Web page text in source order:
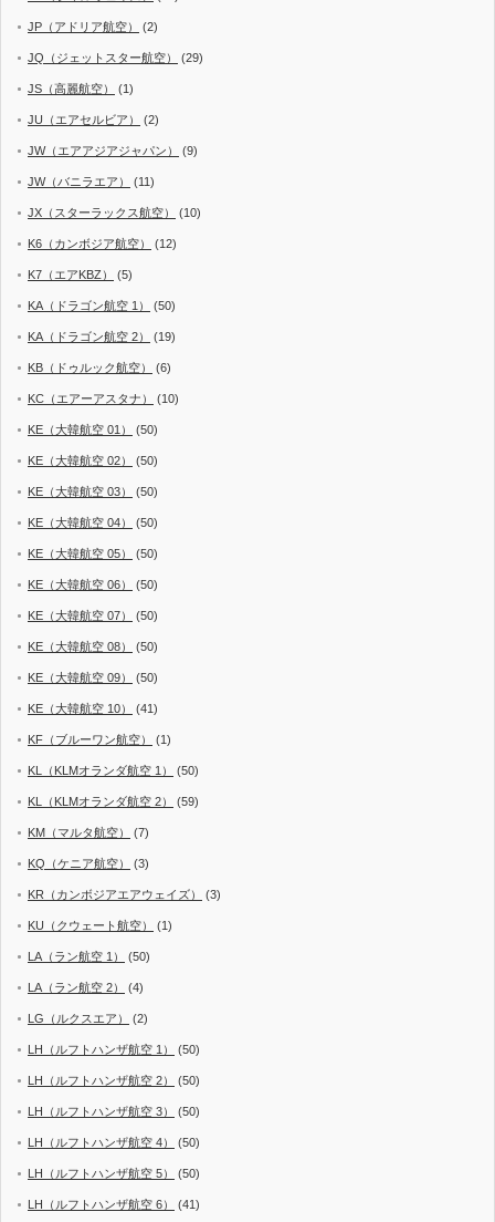
JP（アドリア航空） (2)
JQ（ジェットスター航空） (29)
JS（高麗航空） (1)
JU（エアセルビア） (2)
JW（エアアジアジャパン） (9)
JW（バニラエア） (11)
JX（スターラックス航空） (10)
K6（カンボジア航空） (12)
K7（エアKBZ） (5)
KA（ドラゴン航空 1） (50)
KA（ドラゴン航空 2） (19)
KB（ドゥルック航空） (6)
KC（エアーアスタナ） (10)
KE（大韓航空 01） (50)
KE（大韓航空 02） (50)
KE（大韓航空 03） (50)
KE（大韓航空 04） (50)
KE（大韓航空 05） (50)
KE（大韓航空 06） (50)
KE（大韓航空 07） (50)
KE（大韓航空 08） (50)
KE（大韓航空 09） (50)
KE（大韓航空 10） (41)
KF（ブルーワン航空） (1)
KL（KLMオランダ航空 1） (50)
KL（KLMオランダ航空 2） (59)
KM（マルタ航空） (7)
KQ（ケニア航空） (3)
KR（カンボジアエアウェイズ） (3)
KU（クウェート航空） (1)
LA（ラン航空 1） (50)
LA（ラン航空 2） (4)
LG（ルクスエア） (2)
LH（ルフトハンザ航空 1） (50)
LH（ルフトハンザ航空 2） (50)
LH（ルフトハンザ航空 3） (50)
LH（ルフトハンザ航空 4） (50)
LH（ルフトハンザ航空 5） (50)
LH（ルフトハンザ航空 6） (41)